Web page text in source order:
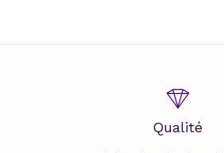
Qualité